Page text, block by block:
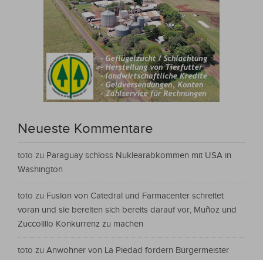
Neueste Kommentare
toto zu Paraguay schloss Nuklearabkommen mit USA in
Washington
toto zu Fusion von Catedral und Farmacenter schreitet
voran und sie bereiten sich bereits darauf vor, Muñoz und
Zuccolillo Konkurrenz zu machen
toto zu Anwohner von La Piedad fordern Bürgermeister